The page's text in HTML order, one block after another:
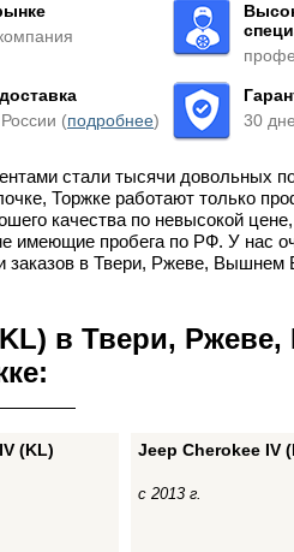
(подробнее)
30
стали тысячи довольных
Торжке работают только
качества по невысокой
пробега по РФ. У нас
заказов в Твери, Ржеве, Вышнем
в Твери,
(KL) Jeep Cherokee IV
с 2013 г.